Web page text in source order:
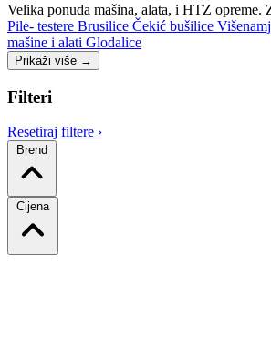
Velika ponuda mašina, alata, i HTZ opreme.
Pile- testere Brusilice Čekić bušilice
mašine i alati Glodalice
Prikaži više →
Filteri
Resetiraj filtere ›
Brend
Cijena